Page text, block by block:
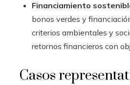
Financiamiento
bonos verdes y
criterios ambientales y
retornos financieros con
Casos